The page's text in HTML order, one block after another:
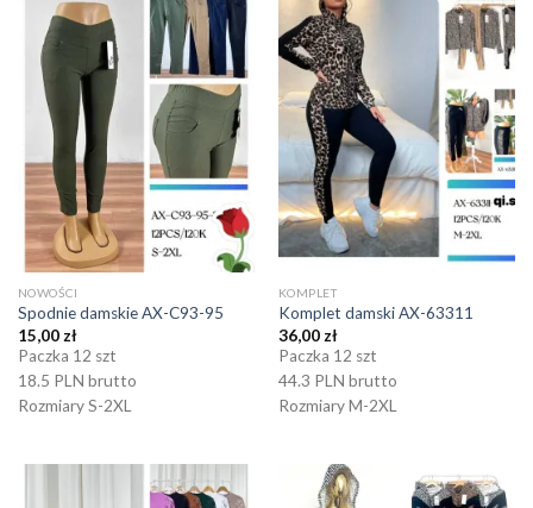
NOWOŚCI
Spodnie damskie AX-C93-95
15,00 zł
Paczka 12 szt
18.5 PLN brutto
Rozmiary S-2XL
KOMPLET
Komplet damski AX-63311
36,00 zł
Paczka 12 szt
44.3 PLN brutto
Rozmiary M-2XL